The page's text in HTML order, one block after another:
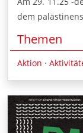
dem
Themen
Aktion ·